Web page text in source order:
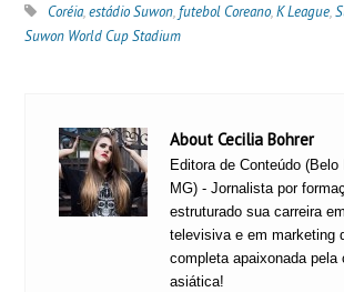
Coréia,estádio Suwon, futebol Coreano,K League,
Suwon World Cup Stadium
About Cecilia Bohrer
Editora de Conteúdo (Belo
MG) - Jornalista por
estruturado sua carreira
televisiva e em marketing
completa apaixonada pela
asiática!